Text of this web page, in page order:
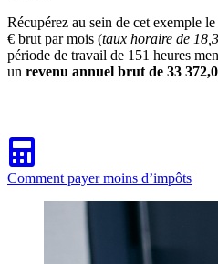
Récupérez au sein de cet exemple
€ brut par mois (taux horaire de
période de travail de 151 heures
un revenu annuel brut de 33
Comment payer moins d’impôts